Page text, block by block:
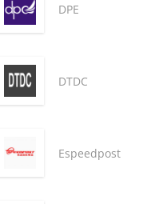
DPE
DTDC
Espeedpost